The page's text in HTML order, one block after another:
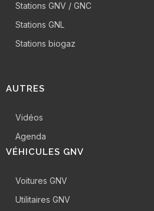
Stations GNV / GNC
Stations GNL
Stations biogaz
AUTRES
Vidéos
Agenda
VÉHICULES GNV
Voitures GNV
Utilitaires GNV